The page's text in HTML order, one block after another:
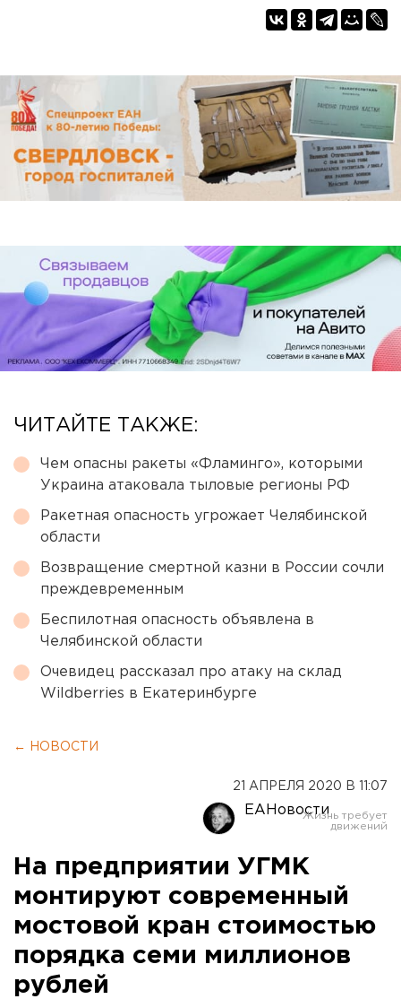
ЧИТАЙТЕ ТАКЖЕ:
Чем опасны ракеты «Фламинго», которыми
Украина атаковала тыловые регионы РФ
Ракетная опасность угрожает Челябинской
области
Возвращение смертной казни в России сочли
преждевременным
Беспилотная опасность объявлена в
Челябинской области
Очевидец рассказал про атаку на склад
Wildberries в Екатеринбурге
← НОВОСТИ
21 АПРЕЛЯ 2020 В 11:07
ЕАНовости
На предприятии УГМК
монтируют современный
мостовой кран стоимостью
порядка семи миллионов
рублей